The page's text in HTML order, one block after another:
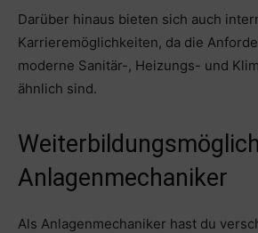
Darüber hinaus bieten sich auch
Karrieremöglichkeiten, da die
moderne Sanitär-, Heizungs- und
ähnlich sind.
Anlagenmechaniker
Als Anlagenmechaniker hast du